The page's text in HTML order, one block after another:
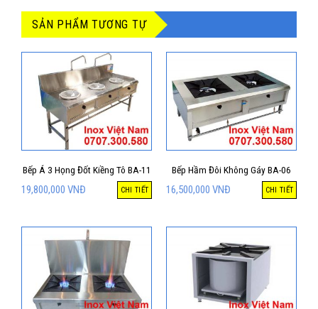
SẢN PHẨM TƯƠNG TỰ
Bếp Á 3 Họng Đốt Kiềng Tô BA-11
19,800,000 VNĐ CHI TIẾT
Bếp Hầm Đôi Không Gáy BA-06
16,500,000 VNĐ CHI TIẾT